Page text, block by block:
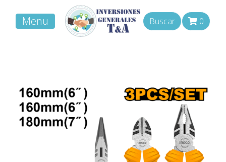
Menu Buscar 0